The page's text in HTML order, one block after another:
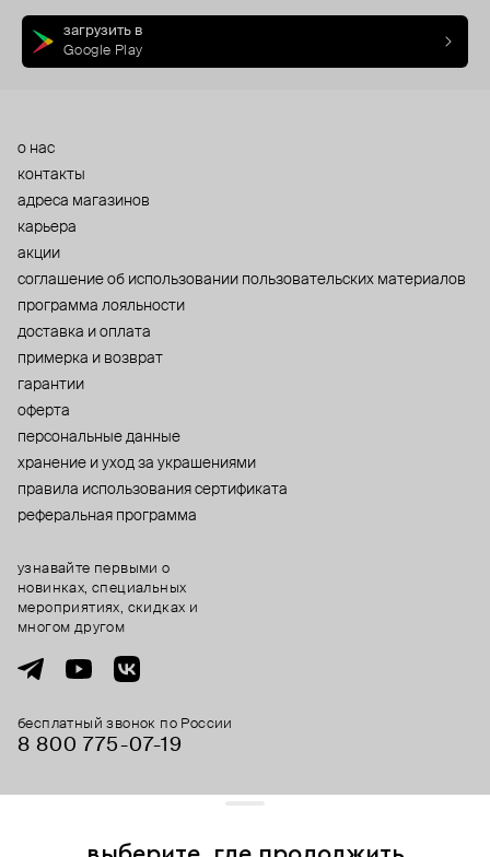
загрузить в
Google Play
о нас
контакты
адреса магазинов
карьера
акции
cоглашение об использовании пользовательских материалов
программа лояльности
доставка и оплата
примерка и возврат
гарантии
оферта
персональные данные
хранение и уход за украшениями
правила использования сертификата
реферальная программа
бесплатный звонок по России
8 800 775⁠-07⁠-19
узнавайте первыми о
новинках, специальных
мероприятиях, скидках и
многом другом